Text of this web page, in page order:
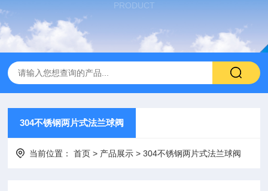
PRODUCT
304不锈钢两片式法兰球阀
当前位置：首页 > 产品展示 >304不锈钢两片式法兰球阀